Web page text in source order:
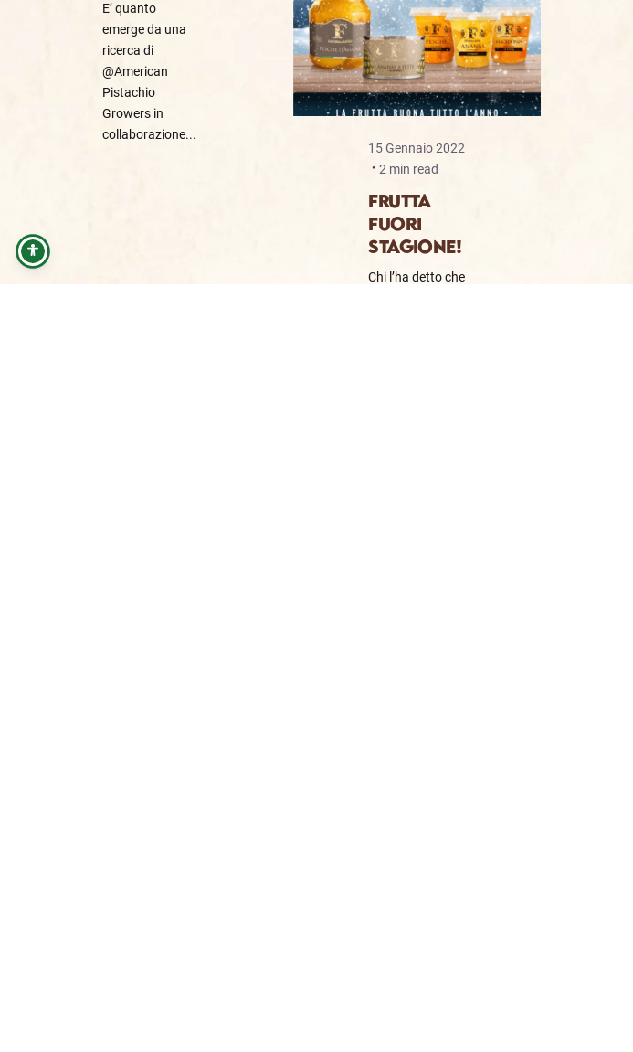
E’ quanto
emerge da una
ricerca di
@American
Pistachio
Growers in
collaborazione...
15 Gennaio 2022
2 min read
FRUTTA
FUORI
STAGIONE!
Chi l’ha detto che